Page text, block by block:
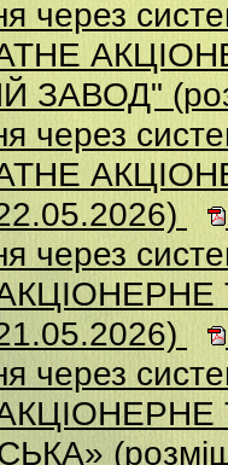
через
ЗАВОД"
через
через
через